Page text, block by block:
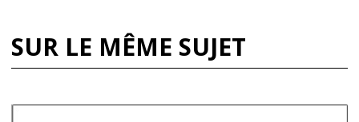
SUR LE MÊME SUJET